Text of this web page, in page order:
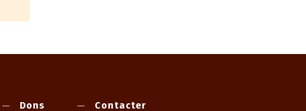
Dons Contacter